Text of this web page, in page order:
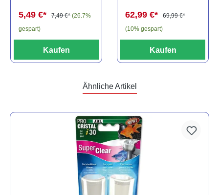
5,49 €* 7,49 €* (26.7%
gespart)
Kaufen
62,99 €*
69,99 €*
(10% gespart)
Kaufen
Ähnliche Artikel